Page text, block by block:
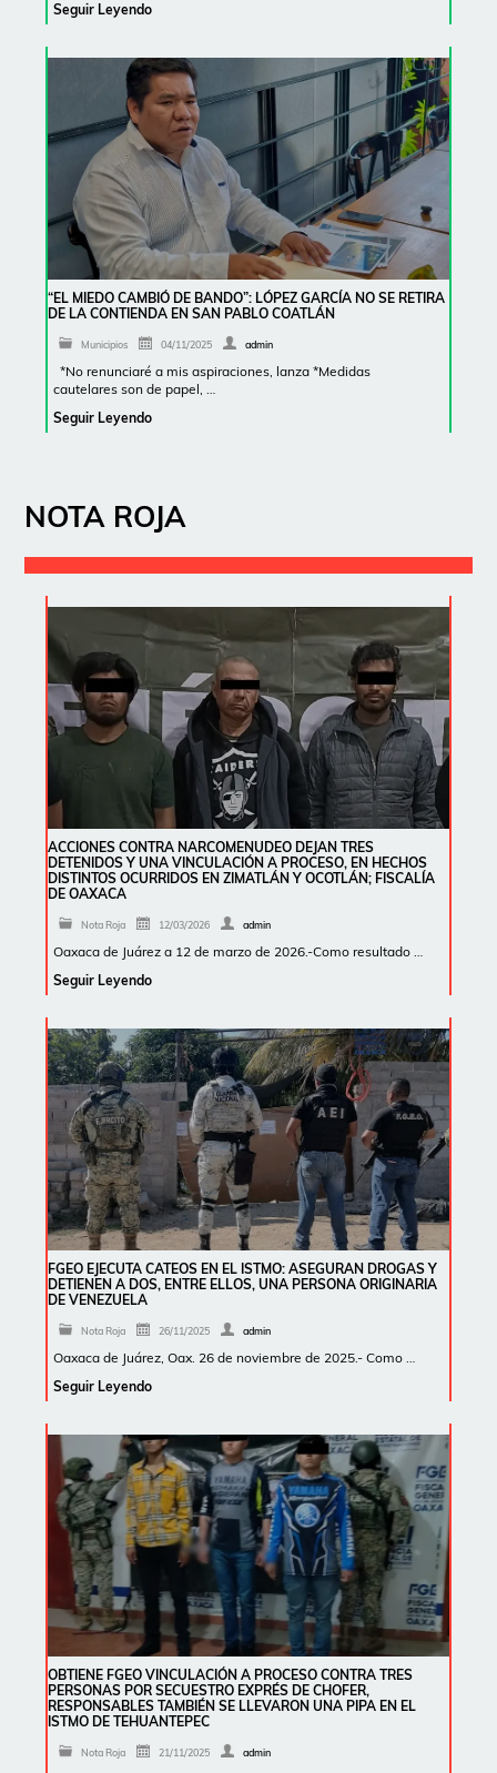
Seguir Leyendo
“EL MIEDO CAMBIÓ DE BANDO”: LÓPEZ GARCÍA NO SE RETIRA
DE LA CONTIENDA EN SAN PABLO COATLÁN
Municipios 04/11/2025 admin
*No renunciaré a mis aspiraciones, lanza *Medidas
cautelares son de papel, …
Seguir Leyendo
NOTA ROJA
ACCIONES CONTRA NARCOMENUDEO DEJAN TRES
DETENIDOS Y UNA VINCULACIÓN A PROCESO, EN HECHOS
DISTINTOS OCURRIDOS EN ZIMATLÁN Y OCOTLÁN; FISCALÍA
DE OAXACA
Nota Roja 12/03/2026 admin
Oaxaca de Juárez a 12 de marzo de 2026.-Como resultado …
Seguir Leyendo
FGEO EJECUTA CATEOS EN EL ISTMO: ASEGURAN DROGAS Y
DETIENEN A DOS, ENTRE ELLOS, UNA PERSONA ORIGINARIA
DE VENEZUELA
Nota Roja 26/11/2025 admin
Oaxaca de Juárez, Oax. 26 de noviembre de 2025.- Como …
Seguir Leyendo
OBTIENE FGEO VINCULACIÓN A PROCESO CONTRA TRES
PERSONAS POR SECUESTRO EXPRÉS DE CHOFER,
RESPONSABLES TAMBIÉN SE LLEVARON UNA PIPA EN EL
ISTMO DE TEHUANTEPEC
Nota Roja 21/11/2025 admin